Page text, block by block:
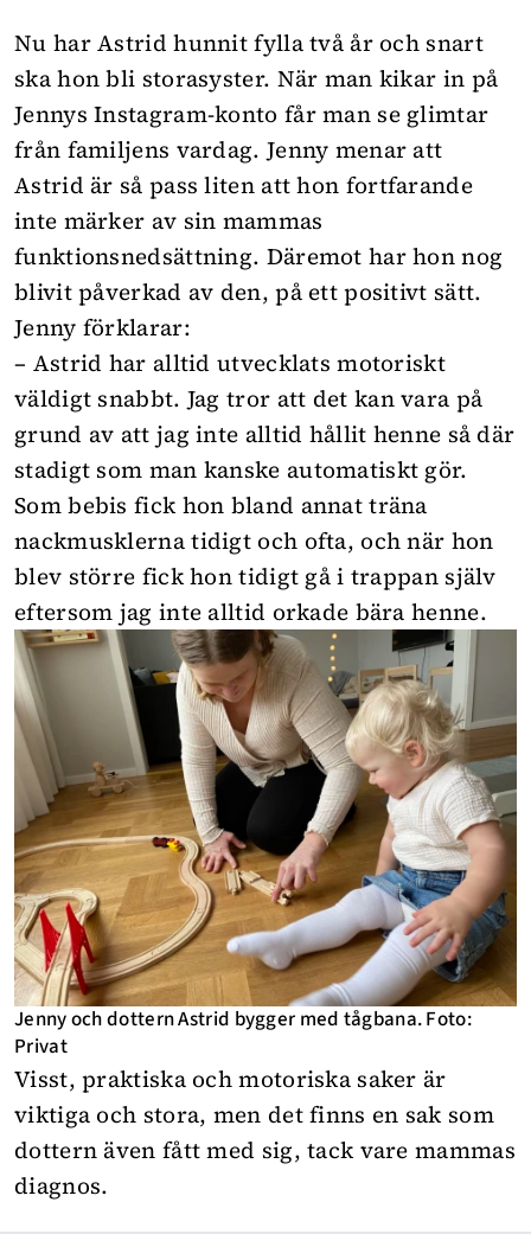
Nu har Astrid hunnit fylla två år och snart
ska hon bli storasyster. När man kikar in på
Jennys Instagram-konto får man se glimtar
från familjens vardag. Jenny menar att
Astrid är så pass liten att hon fortfarande
inte märker av sin mammas
funktionsnedsättning. Däremot har hon nog
blivit påverkad av den, på ett positivt sätt.
Jenny förklarar:
– Astrid har alltid utvecklats motoriskt
väldigt snabbt. Jag tror att det kan vara på
grund av att jag inte alltid hållit henne så där
stadigt som man kanske automatiskt gör.
Som bebis fick hon bland annat träna
nackmusklerna tidigt och ofta, och när hon
blev större fick hon tidigt gå i trappan själv
eftersom jag inte alltid orkade bära henne.
Jenny och dottern Astrid bygger med tågbana. Foto:
Privat
Visst, praktiska och motoriska saker är
viktiga och stora, men det finns en sak som
dottern även fått med sig, tack vare mammas
diagnos.